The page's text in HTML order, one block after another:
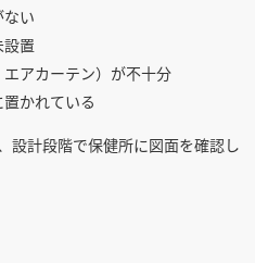
い
置
アカーテン）が不十分
かれている
設計段階で保健所に図面を確認し